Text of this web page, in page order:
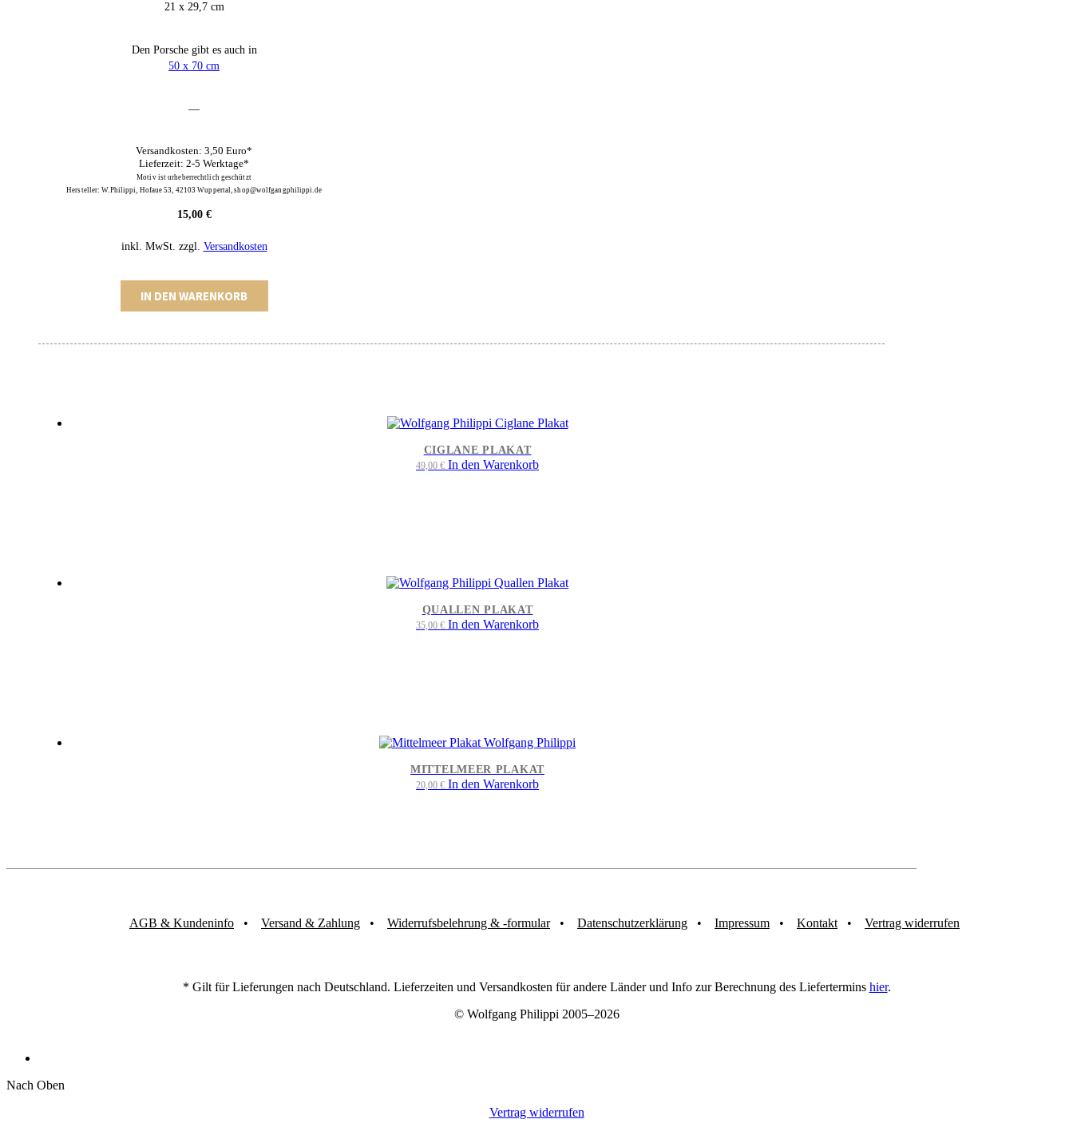
21 x 29,7 cm
Den Porsche gibt es auch in
50 x 70 cm
—
Versandkosten: 3,50 Euro*
Lieferzeit: 2-5 Werktage*
Motiv ist urheberrechtlich geschützt
Hersteller: W.Philippi, Hofaue 53, 42103 Wuppertal, shop@wolfgangphilippi.de
15,00 €
inkl. MwSt. zzgl. Versandkosten
Druck
Menge
IN DEN WARENKORB
CIGLANE PLAKAT
49,00 € In den Warenkorb
QUALLEN PLAKAT
35,00 € In den Warenkorb
MITTELMEER PLAKAT
20,00 € In den Warenkorb
AGB & Kundeninfo Versand & Zahlung Widerrufsbelehrung & -formular Datenschutzerklärung Impressum Kontakt Vertrag widerrufen
* Gilt für Lieferungen nach Deutschland. Lieferzeiten und Versandkosten für andere Länder und Info zur Berechnung des Liefertermins hier.
© Wolfgang Philippi 2005–2026
Nach Oben
Vertrag widerrufen